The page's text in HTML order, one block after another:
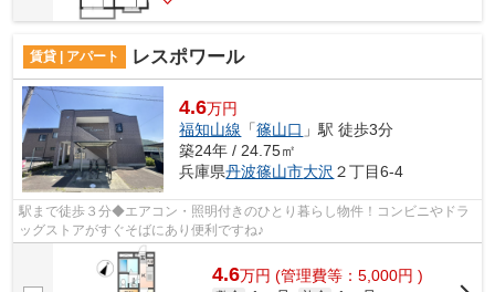
賃貸 | アパート レスポワール
4.6万円
福知山線 「篠山口 」駅 徒歩3分
築24年 / 24.75㎡
兵庫県丹波篠山市大沢 ２丁目6-4
駅まで徒歩３分◆エアコン・照明付きのひとり暮らし物件！コンビニやドラ
ッグストアがすぐそばにあり便利ですね♪
4.6万円 (管理費等：5,000円 )